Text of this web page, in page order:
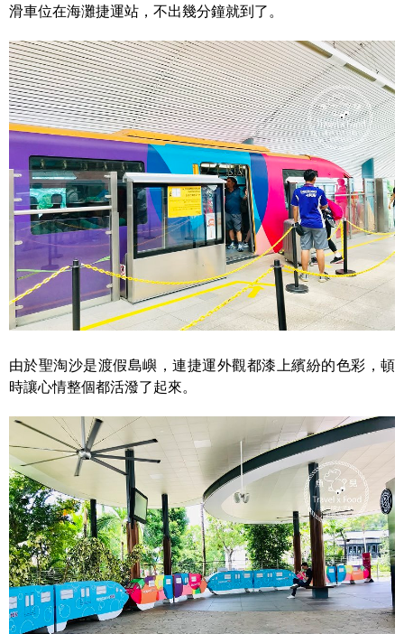
滑車位在海灘捷運站，不出幾分鐘就到了。
由於聖淘沙是渡假島嶼，連捷運外觀都漆上繽紛的色彩，頓
時讓心情整個都活潑了起來。